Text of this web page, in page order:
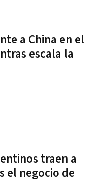
a China en el
escala la
traen a
el negocio de